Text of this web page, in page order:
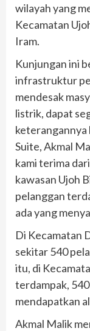
wilayah yang
Kecamatan
Iram.
Kunjungan ini
infrastruktur
mendesak
listrik, dapat
keterangannya
Suite, Akmal
kami terima
kawasan Ujoh
pelanggan
ada yang
Di Kecamatan
sekitar 540
itu, di
terdampak,
mendapatkan
Akmal Malik